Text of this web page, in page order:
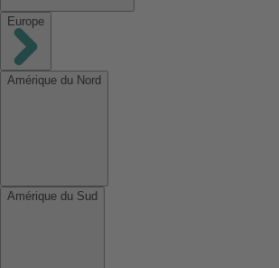
Europe
Amérique du Nord
Amérique du Sud